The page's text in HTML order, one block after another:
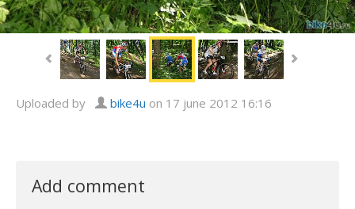
Uploaded by bike4u on 17 june 2012 16:16
Add comment